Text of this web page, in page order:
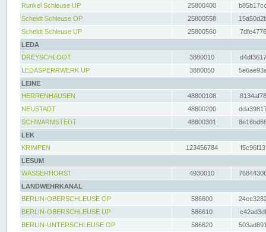
Runkel Schleuse UP
25800400
Scheidt Schleuse OP
25800558
Scheidt Schleuse UP
25800560
LEDA
DREYSCHLOOT
3880010
LEDASPERRWERK UP
3880050
LEINE
HERRENHAUSEN
48800108
NEUSTADT
48800200
SCHWARMSTEDT
48800301
LEK
KRIMPEN
123456784
LESUM
WASSERHORST
4930010
LANDWEHRKANAL
BERLIN-OBERSCHLEUSE OP
586600
BERLIN-OBERSCHLEUSE UP
586610
BERLIN-UNTERSCHLEUSE OP
586620